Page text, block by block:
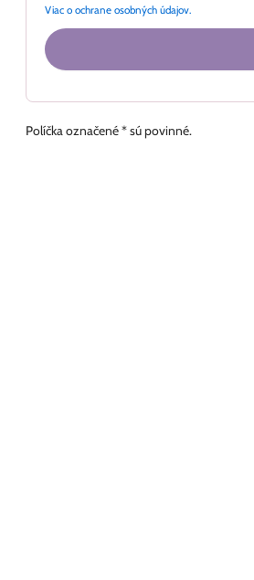
Viac o ochrane osobných údajov.
Políčka označené * sú povinné.